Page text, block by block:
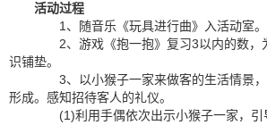
活动过程
1、随音乐《玩具进行曲》入活动室。
2、游戏《抱一抱》复习3以内的数，
识铺垫。
3、以小猴子一家来做客的生活情景，
形成。感知招待客人的礼仪。
(1)利用手偶依次出示小猴子一家，引